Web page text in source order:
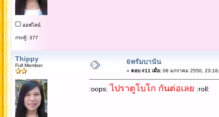
ออฟไลน์
กระทู้: 377
Thippy
Full Member 6พรัมบานัน
« ตอบ #11 เมื่อ:06 มกราคม 2550,
:oops: ไปราตูโบโก กันต่อเลย :roll: